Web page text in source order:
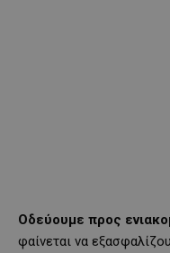
Οδεύουμε προς
φαίνεται να